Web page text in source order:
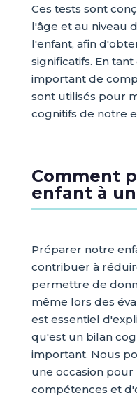
Ces tests sont
l'âge et au niveau
l'enfant, afin
significatifs. En
important de
sont utilisés pour
cognitifs de notre
Comment
enfant à
Préparer notre
contribuer à
permettre de
même lors des
est essentiel
qu'est un bilan
important. Nous
une occasion
compétences et